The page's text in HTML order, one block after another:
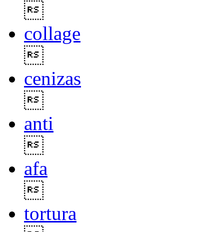
collage
cenizas
anti
afa
tortura